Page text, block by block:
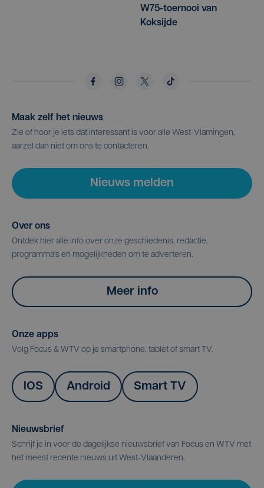
W75-toernooi van
Koksijde
Maak zelf het nieuws
Zie of hoor je iets dat interessant is voor alle West-Vlamingen,
aarzel dan niet om ons te contacteren.
Nieuws melden
Over ons
Ontdek hier alle info over onze geschiedenis, redactie,
programma's en mogelijkheden om te adverteren.
Meer info
Onze apps
Volg Focus & WTV op je smartphone, tablet of smart TV.
IOS Android Smart TV
Nieuwsbrief
Schrijf je in voor de dagelijkse nieuwsbrief van Focus en WTV met
het meest recente nieuws uit West-Vlaanderen.